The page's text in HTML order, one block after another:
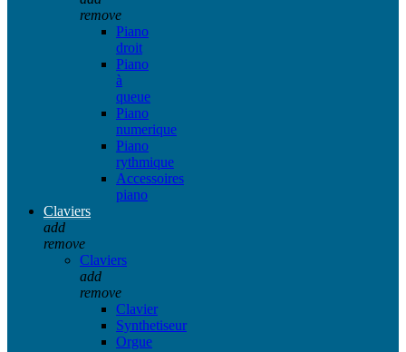
remove
Piano
droit
Piano
à
queue
Piano
numerique
Piano
rythmique
Accessoires
piano
Claviers
add
remove
Claviers
add
remove
Clavier
Synthetiseur
Orgue